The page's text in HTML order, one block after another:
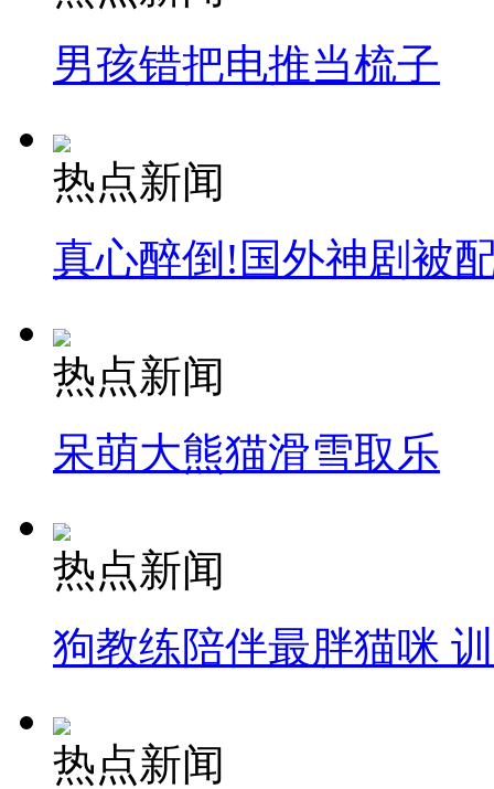
男孩错把电推当梳子
热点新闻
真心醉倒!国外神剧被
热点新闻
呆萌大熊猫滑雪取乐
热点新闻
狗教练陪伴最胖猫咪
热点新闻